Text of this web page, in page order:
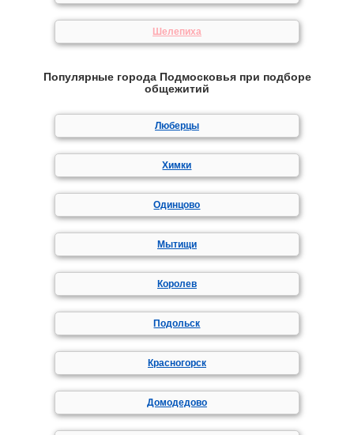
Шелепиха
Популярные города Подмосковья при подборе
общежитий
Люберцы
Химки
Одинцово
Мытищи
Королев
Подольск
Красногорск
Домодедово